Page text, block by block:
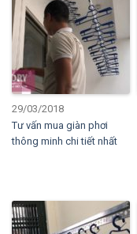
29/03/2018
Tư vấn mua giàn phơi
thông minh chi tiết nhất